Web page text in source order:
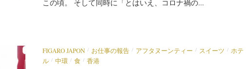
この頃。 そして同時に「とはいえ、コロナ禍の...
FIGARO JAPON / お仕事の報告 / アフタヌーンティー / スイーツ / ホテ
ル / 中環 / 食 / 香港